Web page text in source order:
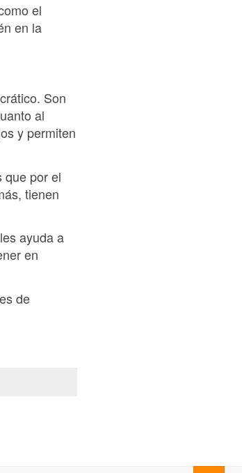
el
en la
Son
al
y permiten
que por el
tienen
ayuda a
en
de